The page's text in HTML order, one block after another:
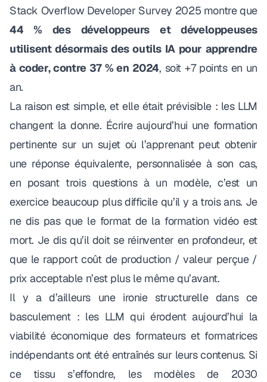
Stack Overflow Developer Survey 2025montre que
44 % des développeurs et développeuses
utilisent désormais des outils IA pour apprendre
à coder, contre 37 % en 2024, soit +7 points en un
an.
La raison est simple, et elle était prévisible : les LLM
changent la donne. Écrire aujourd’hui une formation
pertinente sur un sujet où l’apprenant peut obtenir
une réponse équivalente, personnalisée à son cas,
en posant trois questions à un modèle, c’est un
exercice beaucoup plus difficile qu’il y a trois ans. Je
ne dis pas que le format de la formation vidéo est
mort. Je dis qu’il doit se réinventer en profondeur, et
que le rapport coût de production / valeur perçue /
prix acceptable n’est plus le même qu’avant.
Il y a d’ailleurs une ironie structurelle dans ce
basculement : les LLM qui érodent aujourd’hui la
viabilité économique des formateurs et formatrices
indépendants ont été entraînés sur leurs contenus. Si
ce tissu s’effondre, les modèles de 2030